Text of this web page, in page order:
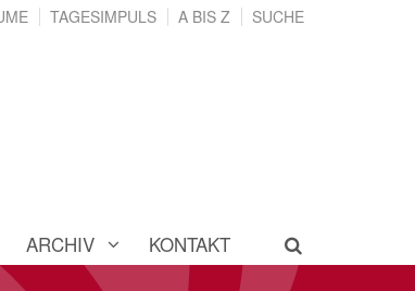
TAGESIMPULS A BIS Z SUCHE
ARCHIV KONTAKT